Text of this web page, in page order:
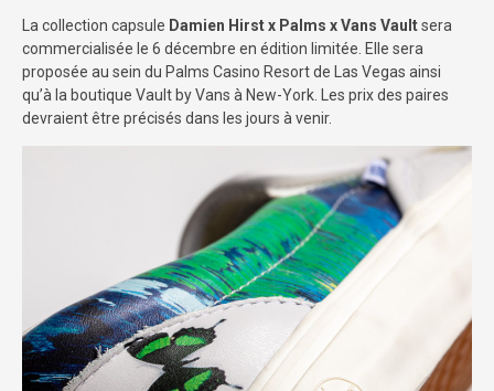
La collection capsule Damien Hirst x Palms x Vans Vaultsera
commercialisée le 6 décembre en édition limitée. Elle sera
proposée au sein du Palms Casino Resort de Las Vegas ainsi
qu’à la boutique Vault by Vans à New-York. Les prix des paires
devraient être précisés dans les jours à venir.